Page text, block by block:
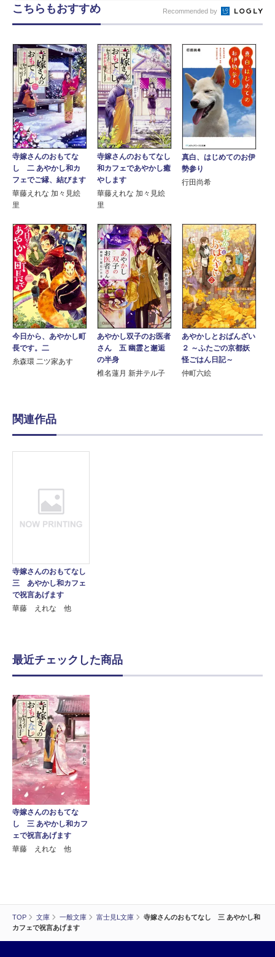
TOP 文庫 一般文庫 富士見L文庫
寺嫁さんのおもてなし 三 あやかし和
カフェで祝言あげます
こちらもおすすめ Recommended by
寺嫁さんのおもてな
し 二 あやかし和カ
フェでご縁、結びます
華藤えれな 加々見絵
里
寺嫁さんのおもてなし
和カフェであやかし癒
やします
華藤えれな 加々見絵
里
真白、はじめてのお伊
勢参り
行田尚希
今日から、あやかし町
長です。二
糸森環 二ツ家あす
あやかし双子のお医者
さん 五 幽霊と邂逅
の半身
椎名蓮月 新井テル子
あやかしとおばんざい
２ ～ふたごの京都妖
怪ごはん日記～
仲町六絵
関連作品
寺嫁さんのおもてなし
三 あやかし和カフェ
で祝言あげます
華藤 えれな 他
最近チェックした商品
寺嫁さんのおもてな
し 三 あやかし和カフ
ェで祝言あげます
華藤 えれな 他